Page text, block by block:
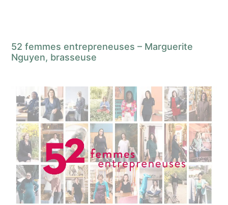
52 femmes entrepreneuses – Marguerite
Nguyen, brasseuse